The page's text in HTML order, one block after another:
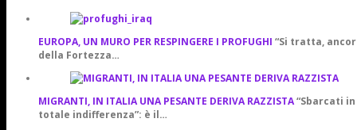
EUROPA, UN MURO PER RESPINGERE I PROFUGHI “Si tratta,
della Fortezza…
MIGRANTI, IN ITALIA UNA PESANTE DERIVA RAZZISTA“Sbarcati
totale indifferenza”: è il…